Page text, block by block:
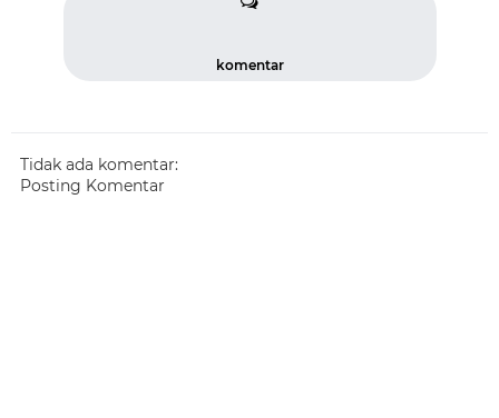
komentar
Tidak ada komentar:
Posting Komentar